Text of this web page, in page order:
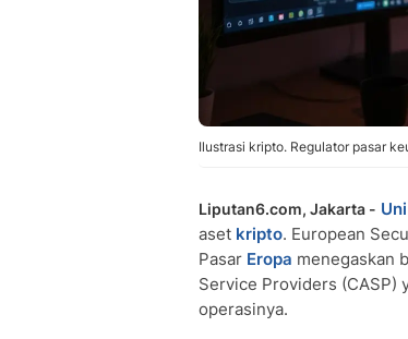
Ilustrasi kripto. Regulator pasar
Liputan6.com, Jakarta -
aset kripto. European
Pasar Eropa menegaskan
Service Providers (CASP)
operasinya.